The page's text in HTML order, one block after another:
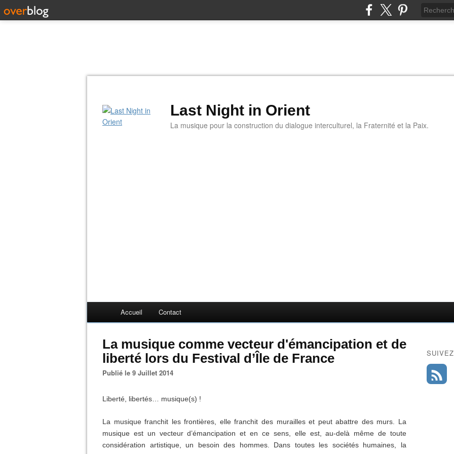
Last Night in Orient
La musique pour la construction du dialogue interculturel, la Fraternité et la Paix.
Accueil Contact
La musique comme vecteur d'émancipation et de
liberté lors du Festival d’Île de France
Publié le 9 Juillet 2014
Liberté, libertés… musique(s) !
La musique franchit les frontières, elle franchit des murailles et peut abattre des murs. La
musique est un vecteur d’émancipation et en ce sens, elle est, au-delà même detoute
considération artistique, un besoin des hommes. Dans toutes les sociétés humaines, la